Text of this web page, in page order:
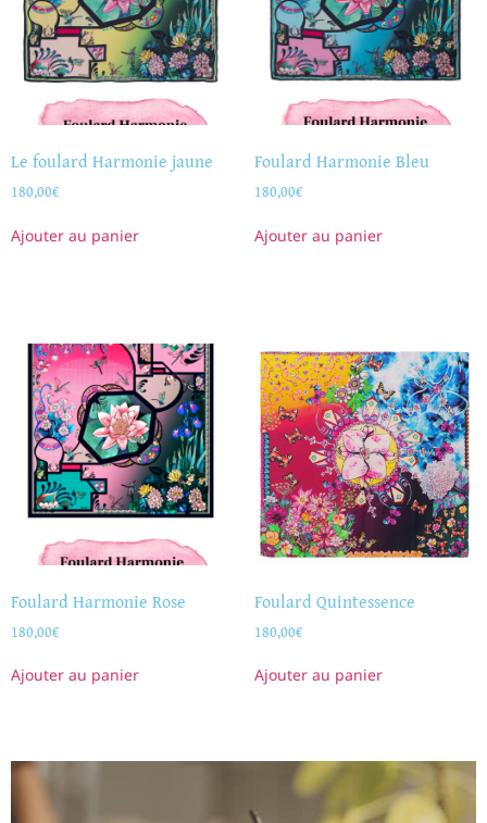
Le foulard Harmonie jaune
180,00€
Ajouter au panier
Foulard Harmonie Bleu
180,00€
Ajouter au panier
Foulard Harmonie Rose
180,00€
Ajouter au panier
Foulard Quintessence
180,00€
Ajouter au panier